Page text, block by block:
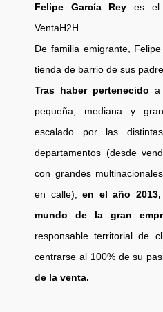
Felipe García Rey es el
VentaH2H.
De familia emigrante, Felipe
tienda de barrio de sus
Tras haber pertenecido a
pequeña, mediana y
escalado por las
departamentos (desde
con grandes
en calle), en el año
mundo de la gran
responsable territorial de
centrarse al 100% de su
de la venta.